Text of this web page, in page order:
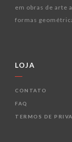
em obras de arte
formas
LOJA
CONTATO
FAQ
TERMOS DE